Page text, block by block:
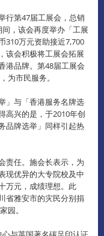
行第47届工展会，总销
，该会再度举办「工展
310万元资助接近7,700
该会积极将工展会拓展
品牌。 第48届工展会
为市民服务。
」与「香港服务名牌选
高兴的是，于2010年创
品牌选举」同样引起热
任。 施会长表示，为
现优异的大专院校及中
元，成绩理想。 此
省雅安市的灾民分别捐
园。